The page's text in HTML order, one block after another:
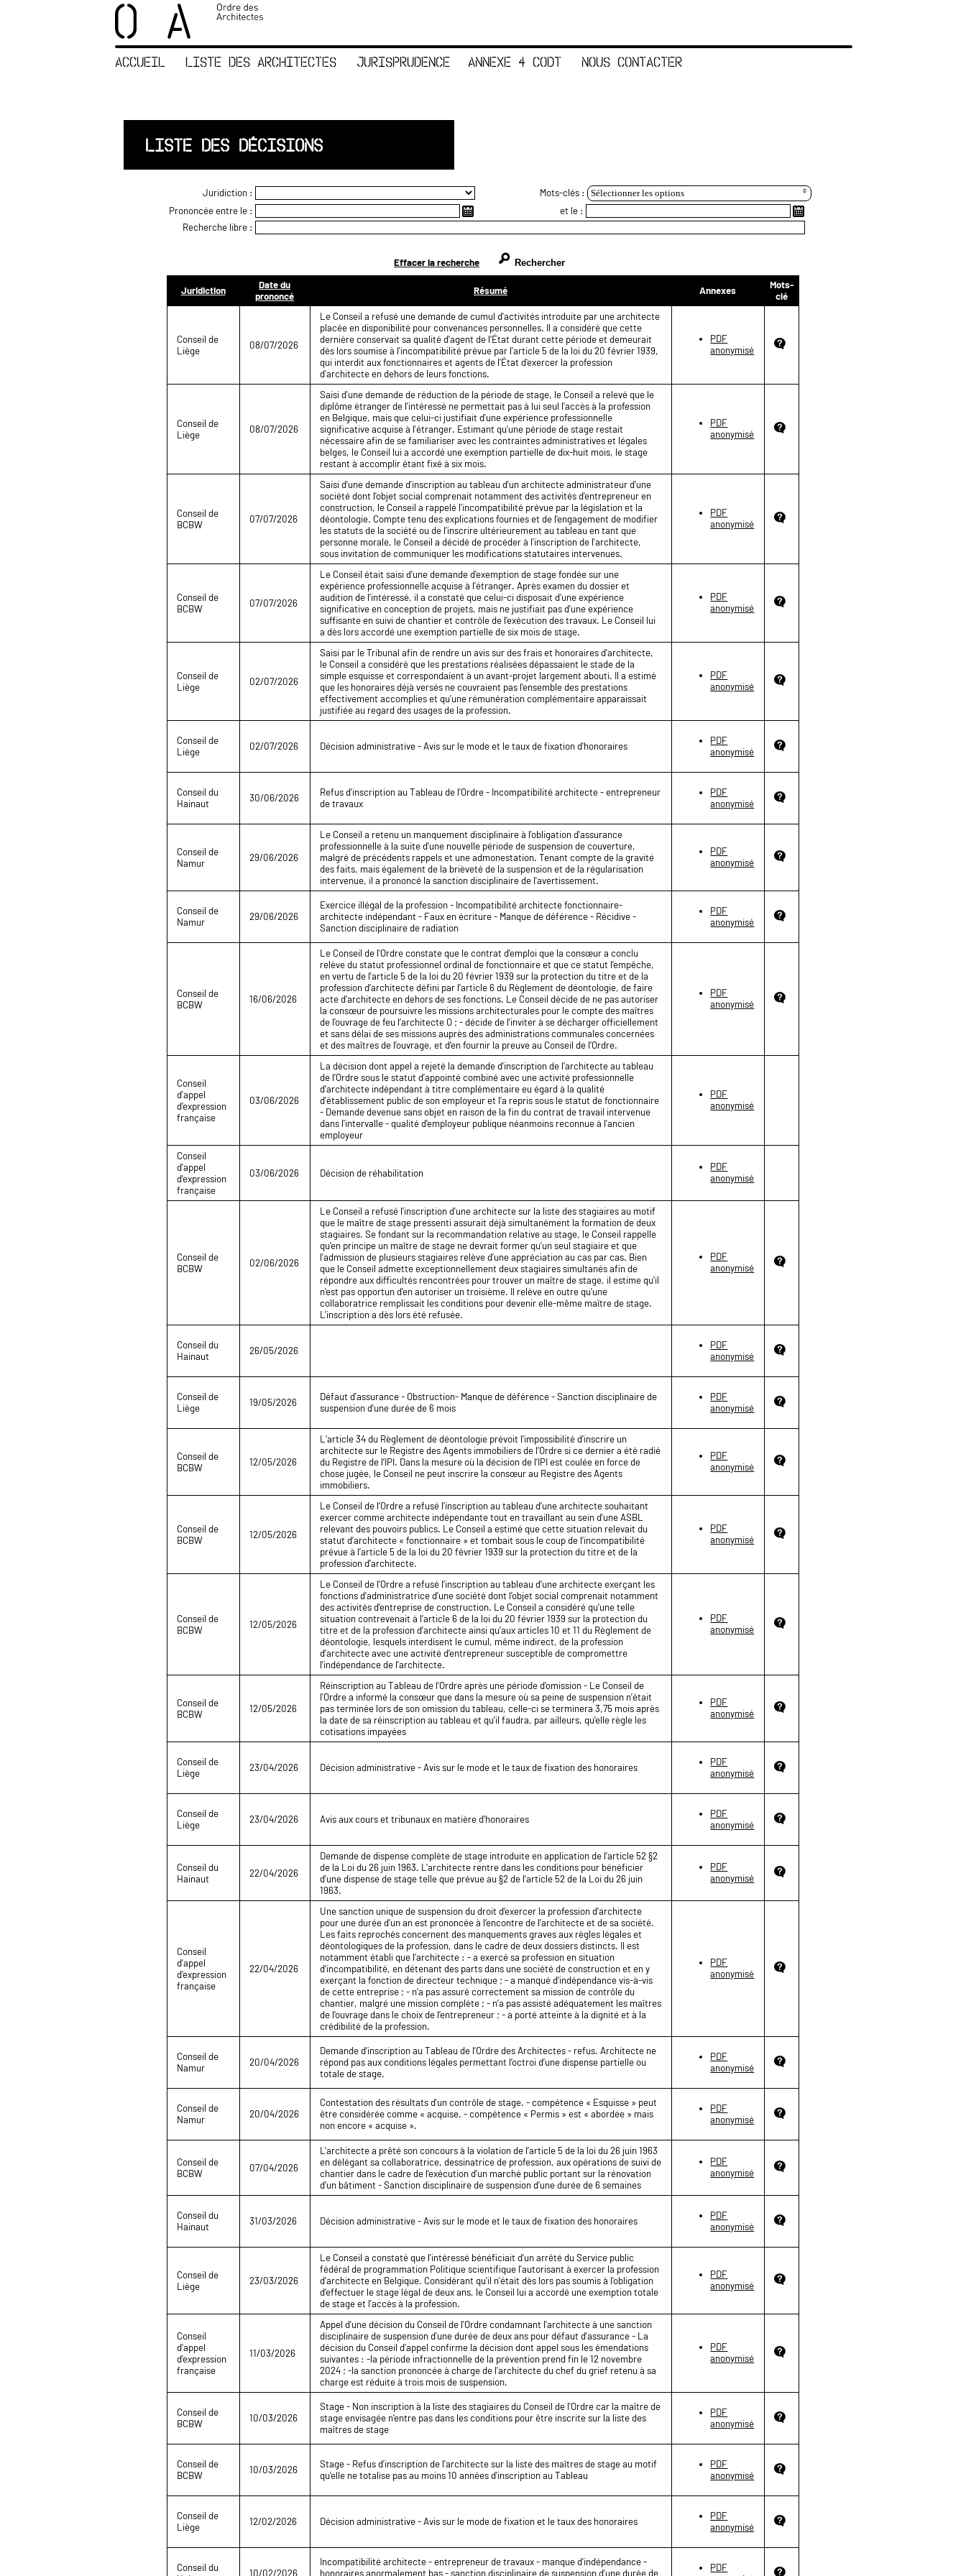
ACCUEIL LISTE DES ARCHITECTES JURISPRUDENCE ANNEXE 4 CODT NOUS CONTACTER
LISTE DES DÉCISIONS
Juridiction : Mots-clés : Sélectionner les options
Prononcée entre le :
et le :
Recherche libre :
Effacer la recherche
Juridiction
Date du
prononcé
Résumé Annexes
Mots-
clé
Conseil de
Liège
08/07/2026
Le Conseil a refusé une demande de cumul d'activités introduite par une architecte
placée en disponibilité pour convenances personnelles. Il a considéré que cette
dernière conservait sa qualité d'agent de l'État durant cette période et demeurait
dès lors soumise à l'incompatibilité prévue par l'article 5 de la loi du 20 février 1939,
qui interdit aux fonctionnaires et agents de l'État d'exercer la profession
d'architecte en dehors de leurs fonctions.
PDF
anonymisé
Conseil de
Liège
08/07/2026
Saisi d'une demande de réduction de la période de stage, le Conseil a relevé que le
diplôme étranger de l'intéressé ne permettait pas à lui seul l'accès à la profession
en Belgique, mais que celui-ci justifiait d'une expérience professionnelle
significative acquise à l'étranger. Estimant qu'une période de stage restait
nécessaire afin de se familiariser avec les contraintes administratives et légales
belges, le Conseil lui a accordé une exemption partielle de dix-huit mois, le stage
restant à accomplir étant fixé à six mois.
PDF
anonymisé
Conseil de
BCBW
07/07/2026
Saisi d'une demande d'inscription au tableau d'un architecte administrateur d'une
société dont l'objet social comprenait notamment des activités d'entrepreneur en
construction, le Conseil a rappelé l'incompatibilité prévue par la législation et la
déontologie. Compte tenu des explications fournies et de l'engagement de modifier
les statuts de la société ou de l'inscrire ultérieurement au tableau en tant que
personne morale, le Conseil a décidé de procéder à l'inscription de l'architecte,
sous invitation de communiquer les modifications statutaires intervenues.
PDF
anonymisé
Conseil de
BCBW
07/07/2026
Le Conseil était saisi d'une demande d'exemption de stage fondée sur une
expérience professionnelle acquise à l'étranger. Après examen du dossier et
audition de l'intéressé, il a constaté que celui-ci disposait d'une expérience
significative en conception de projets, mais ne justifiait pas d'une expérience
suffisante en suivi de chantier et contrôle de l'exécution des travaux. Le Conseil lui
a dès lors accordé une exemption partielle de six mois de stage.
PDF
anonymisé
Conseil de
Liège
02/07/2026
Saisi par le Tribunal afin de rendre un avis sur des frais et honoraires d'architecte,
le Conseil a considéré que les prestations réalisées dépassaient le stade de la
simple esquisse et correspondaient à un avant-projet largement abouti. Il a estimé
que les honoraires déjà versés ne couvraient pas l'ensemble des prestations
effectivement accomplies et qu'une rémunération complémentaire apparaissait
justifiée au regard des usages de la profession.
PDF
anonymisé
Conseil de
Liège
02/07/2026 Décision administrative - Avis sur le mode et le taux de fixation d'honoraires
PDF
anonymisé
Conseil du
Hainaut
30/06/2026
Refus d'inscription au Tableau de l'Ordre - Incompatibilité architecte - entrepreneur
de travaux
PDF
anonymisé
Conseil de
Namur
29/06/2026
Le Conseil a retenu un manquement disciplinaire à l'obligation d'assurance
professionnelle à la suite d'une nouvelle période de suspension de couverture,
malgré de précédents rappels et une admonestation. Tenant compte de la gravité
des faits, mais également de la brièveté de la suspension et de la régularisation
intervenue, il a prononcé la sanction disciplinaire de l'avertissement.
PDF
anonymisé
Conseil de
Namur
29/06/2026
Exercice illégal de la profession - Incompatibilité architecte fonctionnaire-
architecte indépendant - Faux en écriture - Manque de déférence - Récidive -
Sanction disciplinaire de radiation
PDF
anonymisé
Conseil de
BCBW
16/06/2026
Le Conseil de l'Ordre constate que le contrat d’emploi que la consœur a conclu
relève du statut professionnel ordinal de fonctionnaire et que ce statut l’empêche,
en vertu de l’article 5 de la loi du 20 février 1939 sur la protection du titre et de la
profession d’architecte défini par l’article 6 du Règlement de déontologie, de faire
acte d’architecte en dehors de ses fonctions. Le Conseil décide de ne pas autoriser
la consœur de poursuivre les missions architecturales pour le compte des maîtres
de l’ouvrage de feu l’architecte O ; - décide de l’inviter à se décharger officiellement
et sans délai de ses missions auprès des administrations communales concernées
et des maîtres de l’ouvrage, et d’en fournir la preuve au Conseil de l’Ordre.
PDF
anonymisé
Conseil
d'appel
d'expression
française
03/06/2026
La décision dont appel a rejeté la demande d’inscription de l'architecte au tableau
de l’Ordre sous le statut d’appointé combiné avec une activité professionnelle
d’architecte indépendant à titre complémentaire eu égard à la qualité
d'établissement public de son employeur et l'a repris sous le statut de fonctionnaire
- Demande devenue sans objet en raison de la fin du contrat de travail intervenue
dans l'intervalle - qualité d'employeur publique néanmoins reconnue à l'ancien
employeur
PDF
anonymisé
Conseil
d'appel
d'expression
française
03/06/2026 Décision de réhabilitation
PDF
anonymisé
Conseil de
BCBW
02/06/2026
Le Conseil a refusé l'inscription d'une architecte sur la liste des stagiaires au motif
que le maître de stage pressenti assurait déjà simultanément la formation de deux
stagiaires. Se fondant sur la recommandation relative au stage, le Conseil rappelle
qu'en principe un maître de stage ne devrait former qu'un seul stagiaire et que
l'admission de plusieurs stagiaires relève d'une appréciation au cas par cas. Bien
que le Conseil admette exceptionnellement deux stagiaires simultanés afin de
répondre aux difficultés rencontrées pour trouver un maître de stage, il estime qu'il
n'est pas opportun d'en autoriser un troisième. Il relève en outre qu'une
collaboratrice remplissait les conditions pour devenir elle-même maître de stage.
L'inscription a dès lors été refusée.
PDF
anonymisé
Conseil du
Hainaut
26/05/2026
PDF
anonymisé
Conseil de
Liège
19/05/2026
Défaut d'assurance - Obstruction- Manque de déférence - Sanction disciplinaire de
suspension d'une durée de 6 mois
PDF
anonymisé
Conseil de
BCBW
12/05/2026
L’article 34 du Règlement de déontologie prévoit l’impossibilité d’inscrire un
architecte sur le Registre des Agents immobiliers de l’Ordre si ce dernier a été radié
du Registre de l’IPI. Dans la mesure où la décision de l’IPI est coulée en force de
chose jugée, le Conseil ne peut inscrire la consœur au Registre des Agents
immobiliers.
PDF
anonymisé
Conseil de
BCBW
12/05/2026
Le Conseil de l’Ordre a refusé l’inscription au tableau d’une architecte souhaitant
exercer comme architecte indépendante tout en travaillant au sein d’une ASBL
relevant des pouvoirs publics. Le Conseil a estimé que cette situation relevait du
statut d’architecte « fonctionnaire » et tombait sous le coup de l’incompatibilité
prévue à l’article 5 de la loi du 20 février 1939 sur la protection du titre et de la
profession d’architecte.
PDF
anonymisé
Conseil de
BCBW
12/05/2026
Le Conseil de l’Ordre a refusé l’inscription au tableau d’une architecte exerçant les
fonctions d’administratrice d’une société dont l’objet social comprenait notamment
des activités d’entreprise de construction. Le Conseil a considéré qu’une telle
situation contrevenait à l’article 6 de la loi du 20 février 1939 sur la protection du
titre et de la profession d’architecte ainsi qu’aux articles 10 et 11 du Règlement de
déontologie, lesquels interdisent le cumul, même indirect, de la profession
d’architecte avec une activité d’entrepreneur susceptible de compromettre
l’indépendance de l’architecte.
PDF
anonymisé
Conseil de
BCBW
12/05/2026
Réinscription au Tableau de l'Ordre après une période d'omission - Le Conseil de
l'Ordre a informé la consœur que dans la mesure où sa peine de suspension n’était
pas terminée lors de son omission du tableau, celle-ci se terminera 3,75 mois après
la date de sa réinscription au tableau et qu’il faudra, par ailleurs, qu’elle règle les
cotisations impayées
PDF
anonymisé
Conseil de
Liège
23/04/2026 Décision administrative - Avis sur le mode et le taux de fixation des honoraires
PDF
anonymisé
Conseil de
Liège
23/04/2026 Avis aux cours et tribunaux en matière d'honoraires
PDF
anonymisé
Conseil du
Hainaut
22/04/2026
Demande de dispense complète de stage introduite en application de l’article 52 §2
de la Loi du 26 juin 1963. L'architecte rentre dans les conditions pour bénéficier
d’une dispense de stage telle que prévue au §2 de l’article 52 de la Loi du 26 juin
1963.
PDF
anonymisé
Conseil
d'appel
d'expression
française
22/04/2026
Une sanction unique de suspension du droit d’exercer la profession d’architecte
pour une durée d’un an est prononcée à l’encontre de l’architecte et de sa société.
Les faits reprochés concernent des manquements graves aux règles légales et
déontologiques de la profession, dans le cadre de deux dossiers distincts. Il est
notamment établi que l’architecte : - a exercé sa profession en situation
d’incompatibilité, en détenant des parts dans une société de construction et en y
exerçant la fonction de directeur technique ; - a manqué d’indépendance vis-à-vis
de cette entreprise ; - n’a pas assuré correctement sa mission de contrôle du
chantier, malgré une mission complète ; - n’a pas assisté adéquatement les maîtres
de l’ouvrage dans le choix de l’entrepreneur ; - a porté atteinte à la dignité et à la
crédibilité de la profession.
PDF
anonymisé
Conseil de
Namur
20/04/2026
Demande d’inscription au Tableau de l’Ordre des Architectes - refus. Architecte ne
répond pas aux conditions légales permettant l’octroi d’une dispense partielle ou
totale de stage.
PDF
anonymisé
Conseil de
Namur
20/04/2026
Contestation des résultats d'un contrôle de stage. - compétence « Esquisse » peut
être considérée comme « acquise. - compétence « Permis » est « abordée » mais
non encore « acquise ».
PDF
anonymisé
Conseil de
BCBW
07/04/2026
L'architecte a prêté son concours à la violation de l’article 5 de la loi du 26 juin 1963
en délégant sa collaboratrice, dessinatrice de profession, aux opérations de suivi de
chantier dans le cadre de l’exécution d’un marché public portant sur la rénovation
d’un bâtiment - Sanction disciplinaire de suspension d'une durée de 6 semaines
PDF
anonymisé
Conseil du
Hainaut
31/03/2026 Décision administrative - Avis sur le mode et le taux de fixation des honoraires
PDF
anonymisé
Conseil de
Liège
23/03/2026
Le Conseil a constaté que l'intéressé bénéficiait d'un arrêté du Service public
fédéral de programmation Politique scientifique l'autorisant à exercer la profession
d'architecte en Belgique. Considérant qu'il n'était dès lors pas soumis à l'obligation
d'effectuer le stage légal de deux ans, le Conseil lui a accordé une exemption totale
de stage et l'accès à la profession.
PDF
anonymisé
Conseil
d'appel
d'expression
française
11/03/2026
Appel d'une décision du Conseil de l'Ordre condamnant l'architecte à une sanction
disciplinaire de suspension d'une durée de deux ans pour défaut d'assurance - La
décision du Conseil d'appel confirme la décision dont appel sous les émendations
suivantes : -la période infractionnelle de la prévention prend fin le 12 novembre
2024 ; -la sanction prononcée à charge de l'architecte du chef du grief retenu à sa
charge est réduite à trois mois de suspension.
PDF
anonymisé
Conseil de
BCBW
10/03/2026
Stage - Non inscription à la liste des stagiaires du Conseil de l'Ordre car la maître de
stage envisagée n'entre pas dans les conditions pour être inscrite sur la liste des
maîtres de stage
PDF
anonymisé
Conseil de
BCBW
10/03/2026
Stage - Refus d'inscription de l'architecte sur la liste des maîtres de stage au motif
qu'elle ne totalise pas au moins 10 années d'inscription au Tableau
PDF
anonymisé
Conseil de
Liège
12/02/2026 Décision administrative - Avis sur le mode de fixation et le taux des honoraires
PDF
anonymisé
Conseil du
10/02/2026
Incompatibilité architecte - entrepreneur de travaux - manque d'indépendance -
honoraires anormalement bas - sanction disciplinaire de suspension d'une durée de
PDF